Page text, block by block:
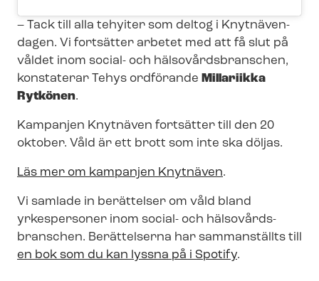
– Tack till alla tehyiter som deltog i Knytnäven-
dagen. Vi fortsätter arbetet med att få slut på
våldet inom social- och häl­so­vårds­bran­schen,
konstaterar Tehys ordförande Millariikka
Rytkönen.
Kampanjen Knytnäven fortsätter till den 20
oktober. Våld är ett brott som inte ska döljas.
Läs mer om kampanjen Knytnäven.
Vi samlade in berättelser om våld bland
yrkespersoner inom social- och häl­so­vårds­
bran­schen. Berättelserna har sammanställts till
en bok som du kan lyssna på i Spotify.